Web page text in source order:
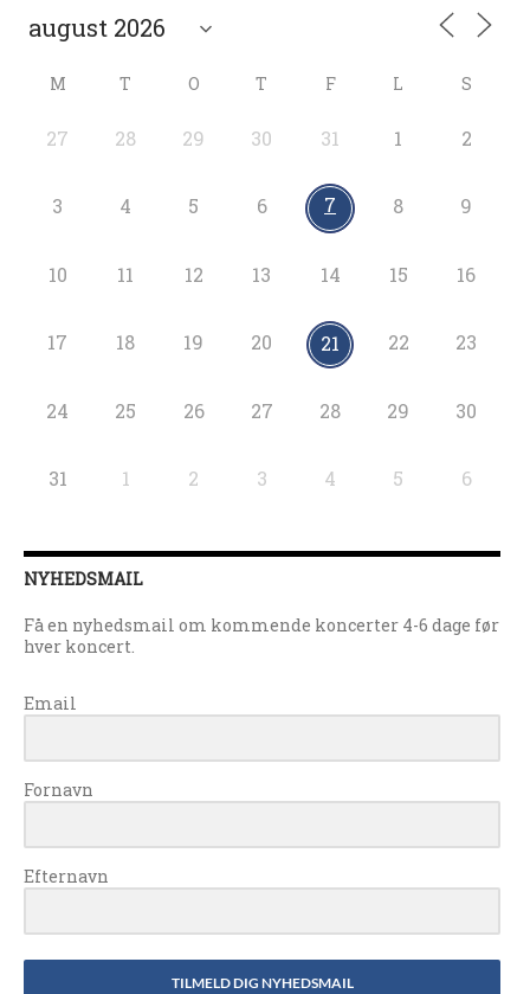
M T O T F L S
27 28 29 30 31 1 2
3 4 5 6 7 8 9
10 11 12 13 14 15 16
17 18 19 20 21 22 23
24 25 26 27 28 29 30
31 1 2 3 4 5 6
NYHEDSMAIL
Få en nyhedsmail om kommende koncerter 4-6 dage før
hver koncert.
Email
Fornavn
Efternavn
TILMELD DIG NYHEDSMAIL